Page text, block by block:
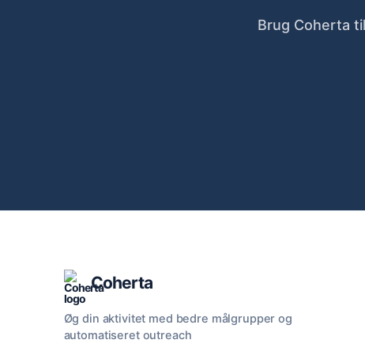
Brug Coherta
Coherta
Øg din aktivitet med bedre målgrupper og
automatiseret outreach